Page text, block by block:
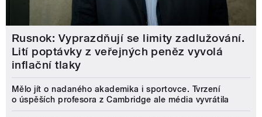
Rusnok: Vyprazdňují se limity zadlužování.
Lití poptávky z veřejných peněz vyvolá
inflační tlaky
Mělo jít o nadaného akademika i sportovce. Tvrzení
o úspěších profesora z Cambridge ale média vyvrátila